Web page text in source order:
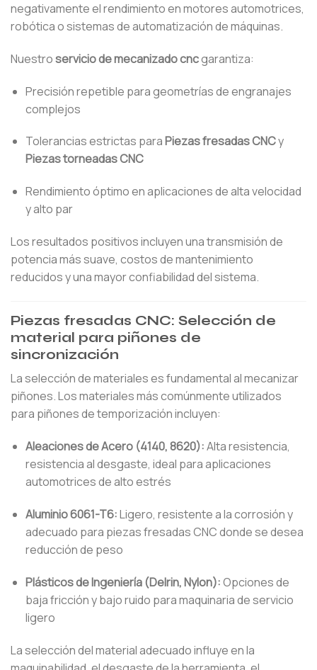
negativamente el rendimiento en motores automotrices,
robótica o sistemas de automatización de máquinas.
Nuestroservicio de mecanizado cncgarantiza:
Precisión repetible para geometrías de engranajes
complejos
Tolerancias estrictas paraPiezas fresadas CNCy
Piezas torneadas CNC
Rendimiento óptimo en aplicaciones de alta velocidad
y alto par
Los resultados positivos incluyen una transmisión de
potencia más suave, costos de mantenimiento
reducidos y una mayor confiabilidad del sistema.
Piezas fresadas CNC: Selección de
material para piñones de
sincronización
La selección de materiales es fundamental al mecanizar
piñones. Los materiales más comúnmente utilizados
para piñones de temporización incluyen:
Aleaciones de Acero (4140, 8620):Alta resistencia,
resistencia al desgaste, ideal para aplicaciones
automotrices de alto estrés
Aluminio 6061-T6:Ligero, resistente a la corrosión y
adecuado para piezas fresadas CNC donde se desea
reducción de peso
Plásticos de Ingeniería (Delrin, Nylon):Opciones de
baja fricción y bajo ruido para maquinaria de servicio
ligero
La selección del material adecuado influye en la